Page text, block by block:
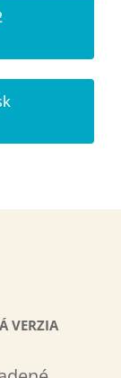
VERZIA